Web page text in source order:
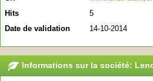
Hits
5
Date de validation
14-10-2014
Informations sur la société: